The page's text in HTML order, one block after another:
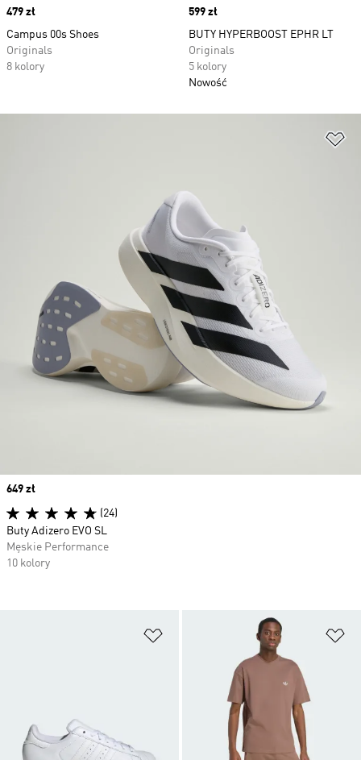
Price
479 zł
Campus 00s Shoes
Originals
8 kolory
Price
599 zł
BUTY HYPERBOOST EPHR LT
Originals
5 kolory
Nowość
Dodaj do listy życzeń
Price
649 zł
(24)
Buty Adizero EVO SL
Męskie Performance
10 kolory